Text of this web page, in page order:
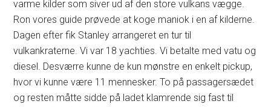
varme kilder som siver ud af den store vulkans vægge.
Ron vores guide prøvede at koge maniok i en af kilderne.
Dagen efter fik Stanley arrangeret en tur til
vulkankraterne. Vi var 18 yachties. Vi betalte med vatu og
diesel. Desværre kunne de kun mønstre en enkelt pickup,
hvor vi kunne være 11 mennesker. To på passagersædet
og resten måtte sidde på ladet klamrende sig fast til